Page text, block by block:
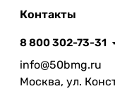
Контакты
8 800 302-73-31
info@50bmg.ru
Москва, ул.